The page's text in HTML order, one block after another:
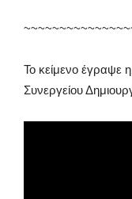
Το κείμενο έγραψε
Συνεργείου